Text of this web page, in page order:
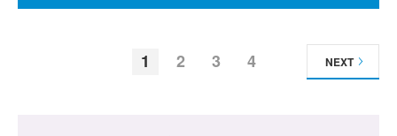
1 2 3 4 NEXT